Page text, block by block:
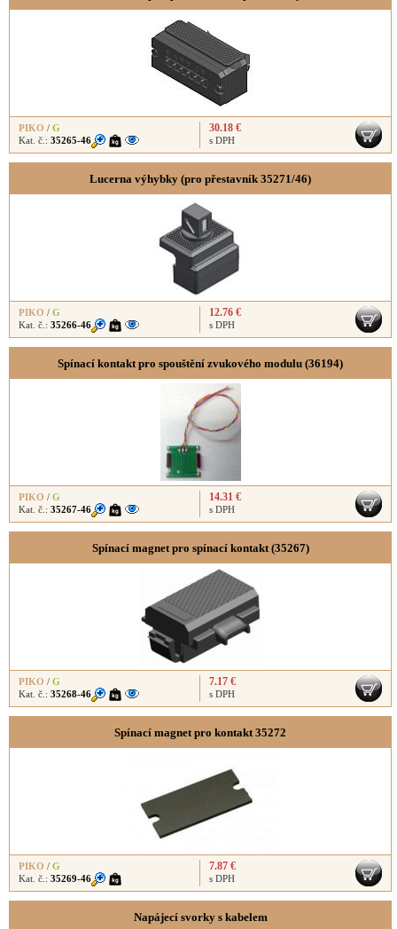
PIKO / G
Kat. č.: 35265-46
30.18 €
s DPH
Lucerna výhybky (pro přestavník 35271/46)
PIKO / G
Kat. č.: 35266-46
12.76 €
s DPH
Spínací kontakt pro spouštění zvukového modulu (36194)
PIKO / G
Kat. č.: 35267-46
14.31 €
s DPH
Spínací magnet pro spínací kontakt (35267)
PIKO / G
Kat. č.: 35268-46
7.17 €
s DPH
Spínací magnet pro kontakt 35272
PIKO / G
Kat. č.: 35269-46
7.87 €
s DPH
Napájecí svorky s kabelem